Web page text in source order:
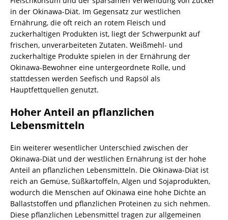
in der Okinawa-Diät. Im Gegensatz zur westlichen
Ernährung, die oft reich an rotem Fleisch und
zuckerhaltigen Produkten ist, liegt der Schwerpunkt auf
frischen, unverarbeiteten Zutaten. Weißmehl- und
zuckerhaltige Produkte spielen in der Ernährung der
Okinawa-Bewohner eine untergeordnete Rolle, und
stattdessen werden Seefisch und Rapsöl als
Hauptfettquellen genutzt.
Hoher Anteil an pflanzlichen
Lebensmitteln
Ein weiterer wesentlicher Unterschied zwischen der
Okinawa-Diät und der westlichen Ernährung ist der hohe
Anteil an pflanzlichen Lebensmitteln. Die Okinawa-Diät ist
reich an Gemüse, Süßkartoffeln, Algen und Sojaprodukten,
wodurch die Menschen auf Okinawa eine hohe Dichte an
Ballaststoffen und pflanzlichen Proteinen zu sich nehmen.
Diese pflanzlichen Lebensmittel tragen zur allgemeinen